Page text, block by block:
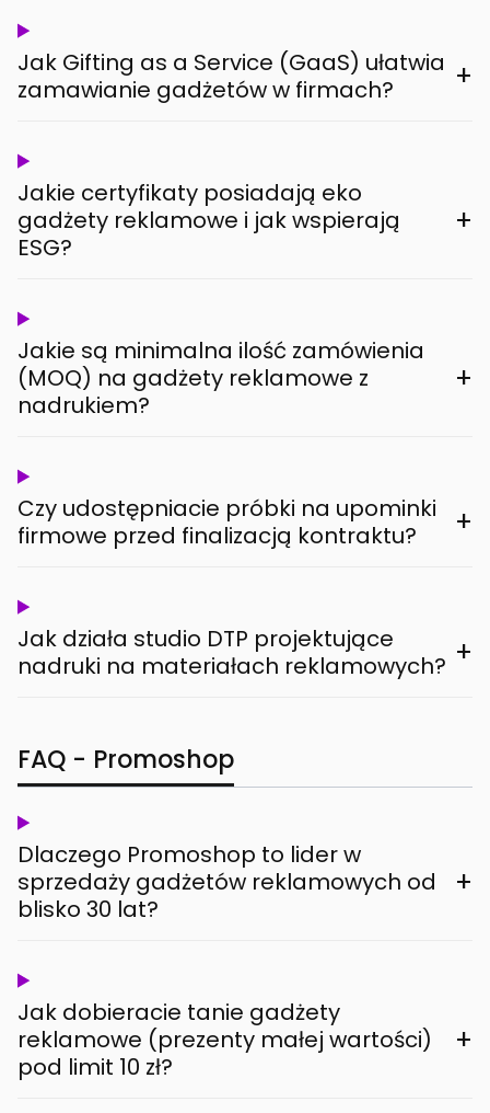
Jak Gifting as a Service (GaaS) ułatwia
zamawianie gadżetów w firmach?
+
Jakie certyfikaty posiadają eko
gadżety reklamowe i jak wspierają
ESG?
+
Jakie są minimalna ilość zamówienia
(MOQ) na gadżety reklamowe z
nadrukiem?
+
Czy udostępniacie próbki na upominki
firmowe przed finalizacją kontraktu?
+
Jak działa studio DTP projektujące
nadruki na materiałach reklamowych? +
FAQ - Promoshop
Dlaczego Promoshop to lider w
sprzedaży gadżetów reklamowych od
blisko 30 lat?
+
Jak dobieracie tanie gadżety
reklamowe (prezenty małej wartości)
pod limit 10 zł?
+